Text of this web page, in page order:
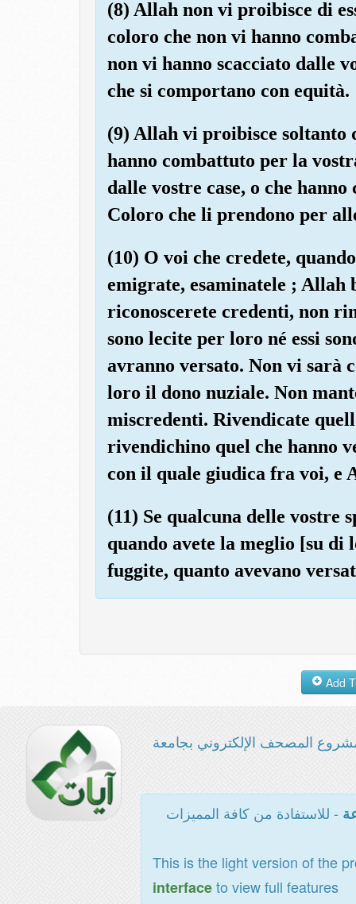
(8) Allah non vi proibisce di
coloro che non vi hanno
non vi hanno scacciato dalle
che si comportano con equità.
(9) Allah vi proibisce soltanto
hanno combattuto per la
dalle vostre case, o che
Coloro che li prendono per
(10) O voi che credete,
emigrate, esaminatele ; Allah
riconoscerete credenti, non
sono lecite per loro né essi
avranno versato. Non vi sarà
loro il dono nuziale. Non
miscredenti. Rivendicate
rivendichino quel che hanno
con il quale giudica fra voi, e
(11) Se qualcuna delle vostre
quando avete la meglio [su di
fuggite, quanto avevano
المصحف الإلكتروني بجامعة
- للاستفادة من كافة المميزات
This is the light version of the
interfaceto view full features